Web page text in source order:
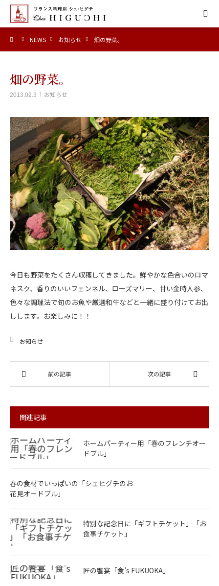
NEWS お知らせ 畑の野菜。
畑の野菜。
2013.02.3 お知らせ
今日も野菜をたくさん収穫してきました。鮮やかな色合いのロマ
ネスク、香りのいいフェンネル、ローズマリー、甘い金時人参、
色々な調理法で旬のお魚や厳選和牛などと一緒に盛り付けてお出
しします。お楽しみに！！
お知らせ
前の記事 次の記事
関連記事
ホームパーティー用「春のフレンチオー
ドブル」
春の食材でいっぱいの「シェヒグチのお
花見オードブル」
特別な記念日に「ギフトチケット」「お
食事チケット」
匠の饗宴「食’s FUKUOKA」
HOME
MENU
ACCESS
NEWS
CALENDAR